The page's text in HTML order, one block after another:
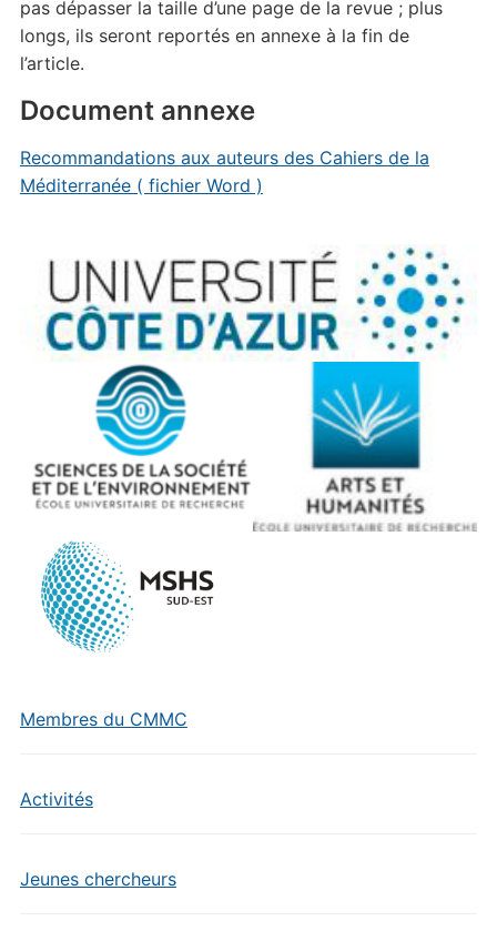
Membres du CMMC
Activités
Jeunes chercheurs
pas dépasser la taille d’une page de la revue ; plus
longs, ils seront reportés en annexe à la fin de
l’article.
Document annexe
Recommandations aux auteurs des Cahiers de la
Méditerranée ( fichier Word )